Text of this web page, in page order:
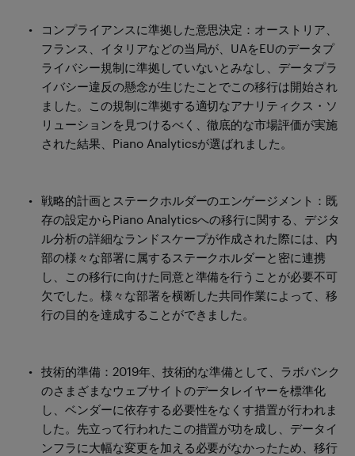
コンプライアンスに準拠した意思決定：オーストリア、
フランス、イタリアなどの当局が、UAをEUのデータプ
ライバシー規制に準拠していないとみなし、データプラ
イバシー違反の懸念が生じたことでこの移行は開始され
ました。この規制に準拠する適切なアナリティクス・ソ
リューションを見つけるべく、徹底的な市場評価が実施
された結果、Piano Analyticsが選ばれました。
戦略的計画とステークホルダーのエンゲージメント：既
存の設定からPiano Analyticsへの移行に関する、デジタ
ル分析の詳細なランドスケープが作成された際には、内
部の様々な部署に属するステークホルダーと密に連携
し、この移行に向けた同意と準備を行うことが必要不可
欠でした。様々な部署を横断した共同作業によって、移
行の目的を達成することができました。
技術的準備：2019年、技術的な準備として、ラボバンク
のさまざまなウェブサイトのデータレイヤーを標準化
し、ベンダーに依存する必要性をなくす措置が行われま
した。先立って行われたこの措置が功を成し、データイ
ンフラに大幅な変更を加える必要がなかったため、移行